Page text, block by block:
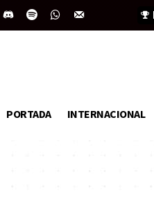
PORTADA INTERNACIONAL